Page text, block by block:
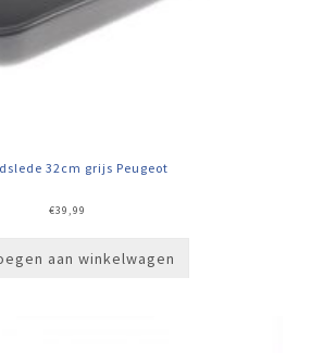
32cm grijs Peugeot
€39,99
aan winkelwagen